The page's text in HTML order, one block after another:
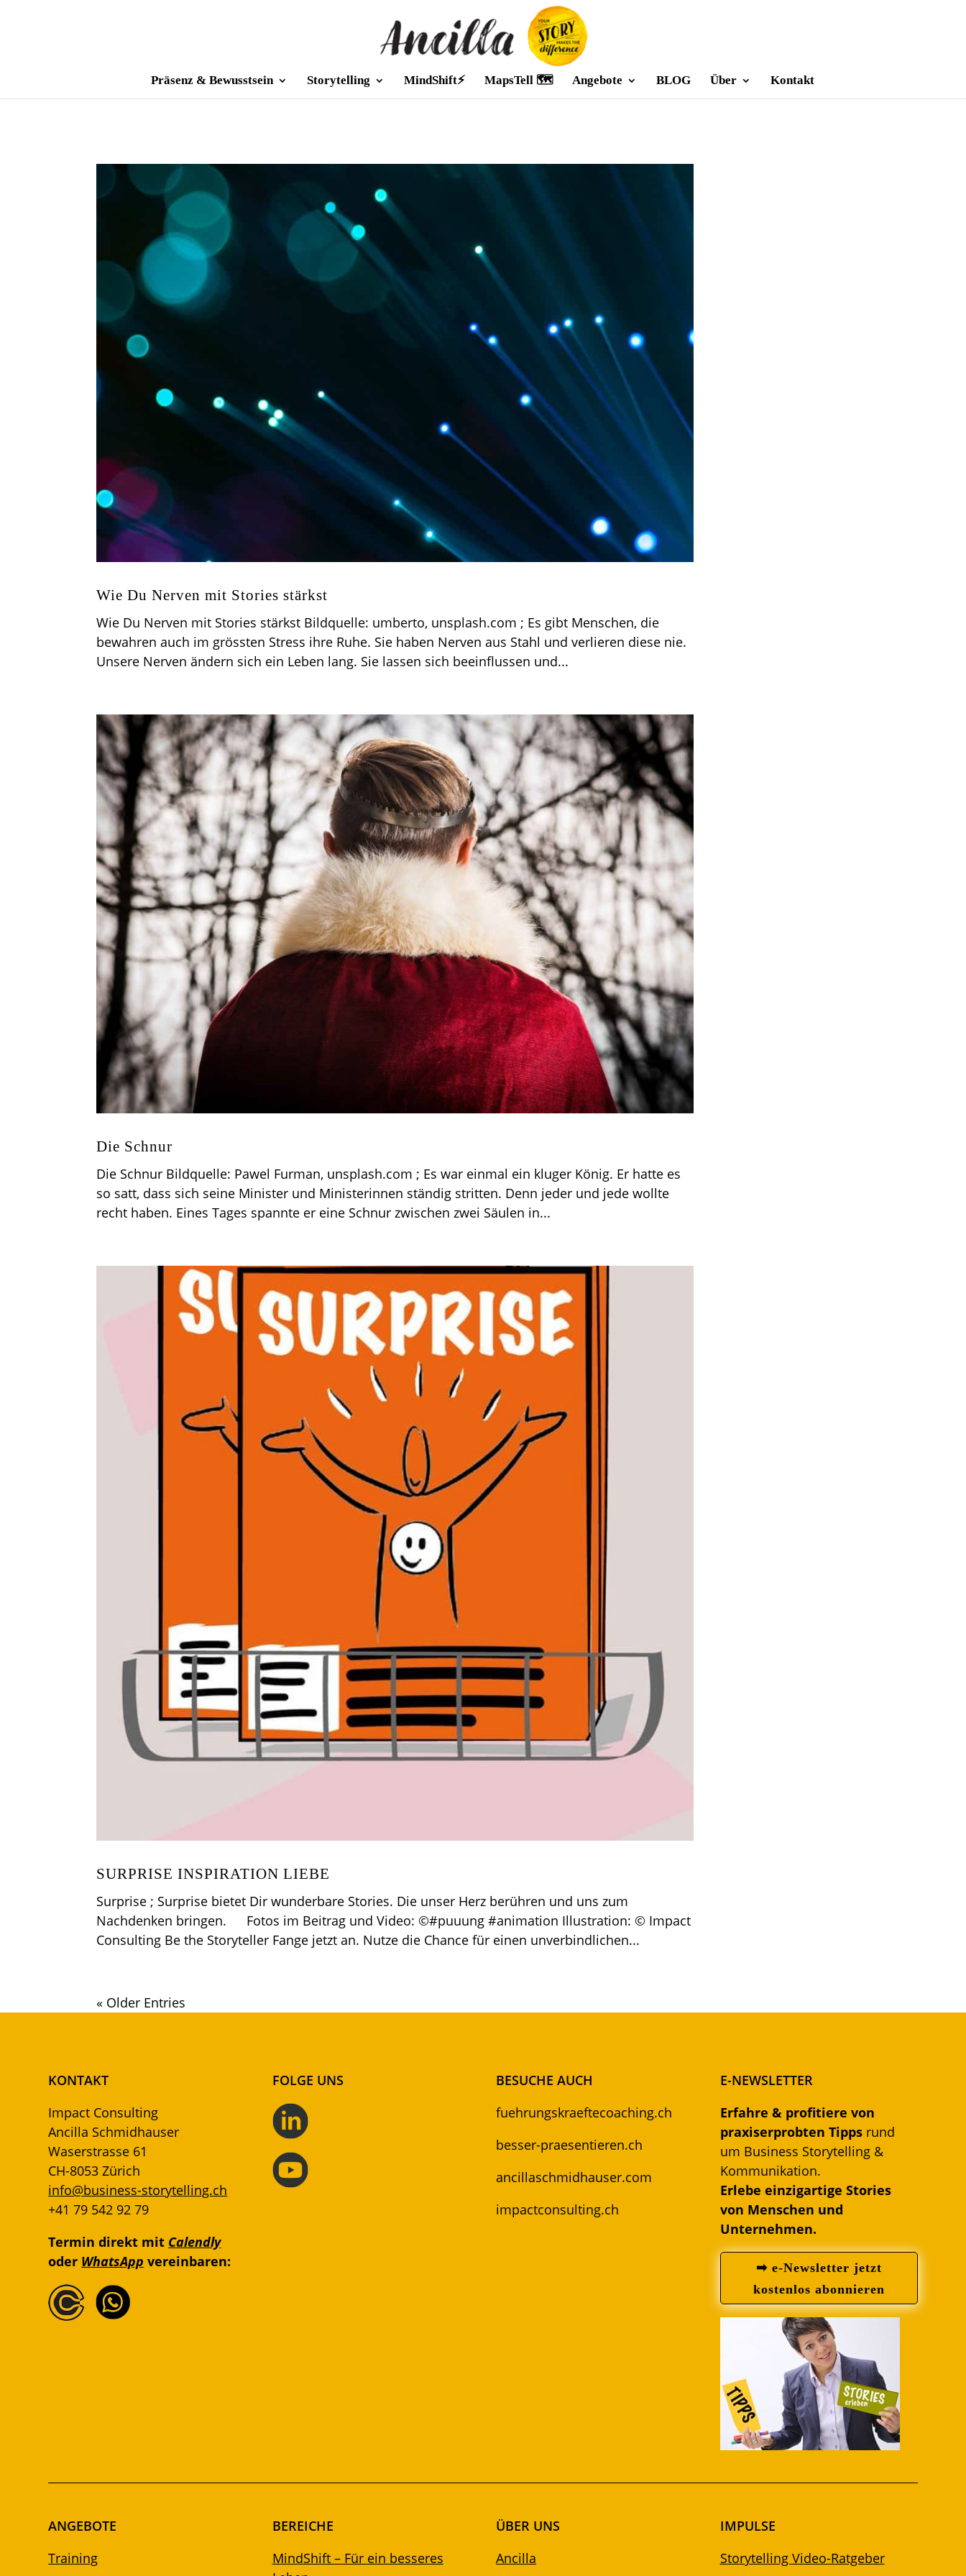
Präsenz & Bewusstsein Storytelling MindShift⚡ MapsTell 🗺️ Angebote BLOG Über Kontakt
Wie Du Nerven mit Stories stärkst
Wie Du Nerven mit Stories stärkst Bildquelle: umberto, unsplash.com ; Es gibt Menschen, die
bewahren auch im grössten Stress ihre Ruhe. Sie haben Nerven aus Stahl und verlieren diese nie.
Unsere Nerven ändern sich ein Leben lang. Sie lassen sich beeinflussen und...
Die Schnur
Die Schnur Bildquelle: Pawel Furman, unsplash.com ; Es war einmal ein kluger König. Er hatte es
so satt, dass sich seine Minister und Ministerinnen ständig stritten. Denn jeder und jede wollte
recht haben. Eines Tages spannte er eine Schnur zwischen zwei Säulen in...
SURPRISE INSPIRATION LIEBE
Surprise ; Surprise bietet Dir wunderbare Stories. Die unser Herz berühren und uns zum
Nachdenken bringen. Fotos im Beitrag und Video: ©#puuung #animation Illustration: © Impact
Consulting Be the Storyteller Fange jetzt an. Nutze die Chance für einen unverbindlichen...
« Older Entries
KONTAKT
Impact Consulting
Ancilla Schmidhauser
Waserstrasse 61
CH-8053 Zürich
info@business-storytelling.ch
+41 79 542 92 79
Termin direkt mit Calendly
oder WhatsApp vereinbaren:
FOLGE UNS
BESUCHE AUCH
fuehrungskraeftecoaching.ch
besser-praesentieren.ch
ancillaschmidhauser.com
impactconsulting.ch
E-NEWSLETTER
Erfahre & profitiere von
praxiserprobten Tippsrund
um Business Storytelling &
Kommunikation.
Erlebe einzigartige Stories
von Menschen und
Unternehmen.
➡ e-Newsletter jetzt
kostenlos abonnieren
ANGEBOTE
Training
BEREICHE
MindShift – Für ein besseres
ÜBER UNS
Ancilla
IMPULSE
Storytelling Video-Ratgeber